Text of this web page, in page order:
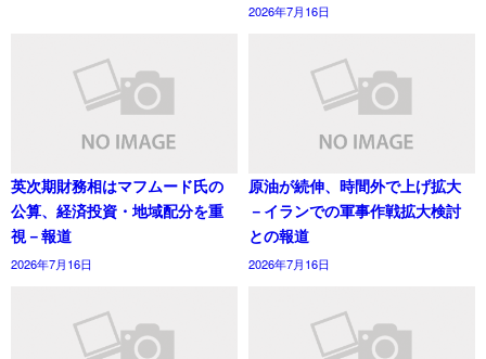
2026年7月16日
英次期財務相はマフムード氏の
公算、経済投資・地域配分を重
視－報道
2026年7月16日
原油が続伸、時間外で上げ拡大
－イランでの軍事作戦拡大検討
との報道
2026年7月16日